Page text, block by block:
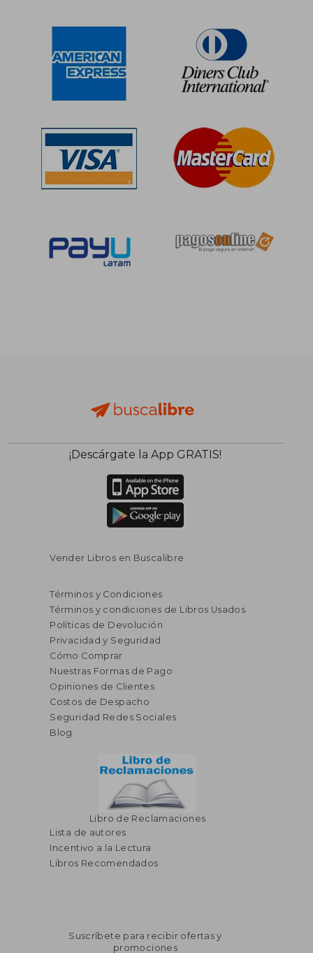
¡Descárgate la App GRATIS!
Vender Libros en Buscalibre
Términos y Condiciones
Términos y condiciones de Libros Usados
Políticas de Devolución
Privacidad y Seguridad
Cómo Comprar
Nuestras Formas de Pago
Opiniones de Clientes
Costos de Despacho
Seguridad Redes Sociales
Blog
Libro de Reclamaciones
Lista de autores
Incentivo a la Lectura
Libros Recomendados
Suscríbete para recibir ofertas y
promociones